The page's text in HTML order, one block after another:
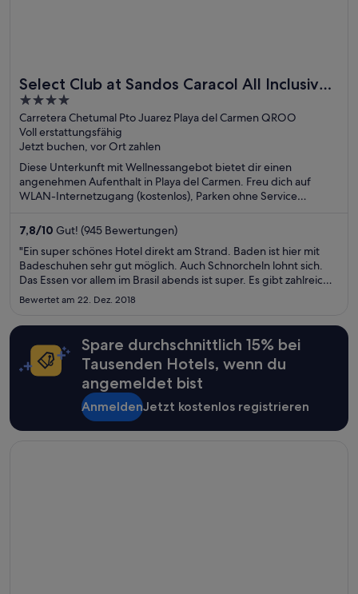
Select Club at Sandos Caracol All Inclusive
- Adults Only Area
4
out
of
5
Carretera Chetumal Pto Juarez Playa del Carmen QROO
Voll erstattungsfähig
Jetzt buchen, vor Ort zahlen
Diese Unterkunft mit Wellnessangebot bietet dir einen
angenehmen Aufenthalt in Playa del Carmen. Freu dich auf
WLAN-Internetzugang (kostenlos), Parken ohne Service
Sehenswürdigkeiten – Playa del Carmen Hauptstrand und
Quinta Avenida – befinden sich in der Nähe.
7,8/10 Gut! (945 Bewertungen)
"Ein super schönes Hotel direkt am Strand. Baden ist hier mit
Badeschuhen sehr gut möglich. Auch Schnorcheln lohnt sich.
Das Essen vor allem im Brasil abends ist super. Es gibt zahlreiche
Möglichkeiten im Hotel etwas zu unternehmen. Sei es
hoteleigenen ..."
Bewertet am 22. Dez. 2018
Spare durchschnittlich 15% bei
Tausenden Hotels, wenn du
angemeldet bist
AnmeldenJetzt kostenlos registrieren